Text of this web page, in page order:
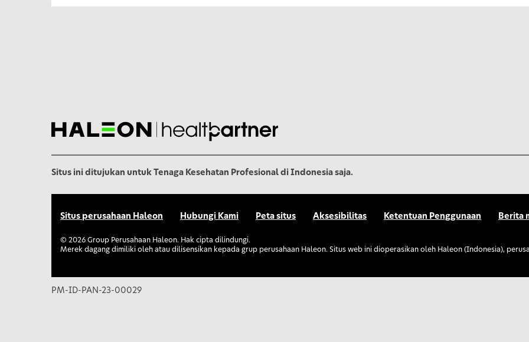
Situs ini ditujukan untuk Tenaga Kesehatan Profesional di Indonesia saja.
Situs perusahaan Haleon Hubungi Kami Peta situs Aksesibilitas Ketentuan Penggunaan Berita
© 2026 Group Perusahaan Haleon. Hak cipta dilindungi.
Merek dagang dimiliki oleh atau dilisensikan kepada grup perusahaan Haleon. Situs web ini dioperasikan oleh Haleon (Indonesia),
PM-ID-PAN-23-00029